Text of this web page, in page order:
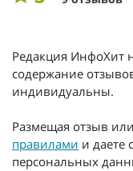
Редакция ИнфоХит
содержание
индивидуальны.
Размещая отзыв
правилами и даете
персональных